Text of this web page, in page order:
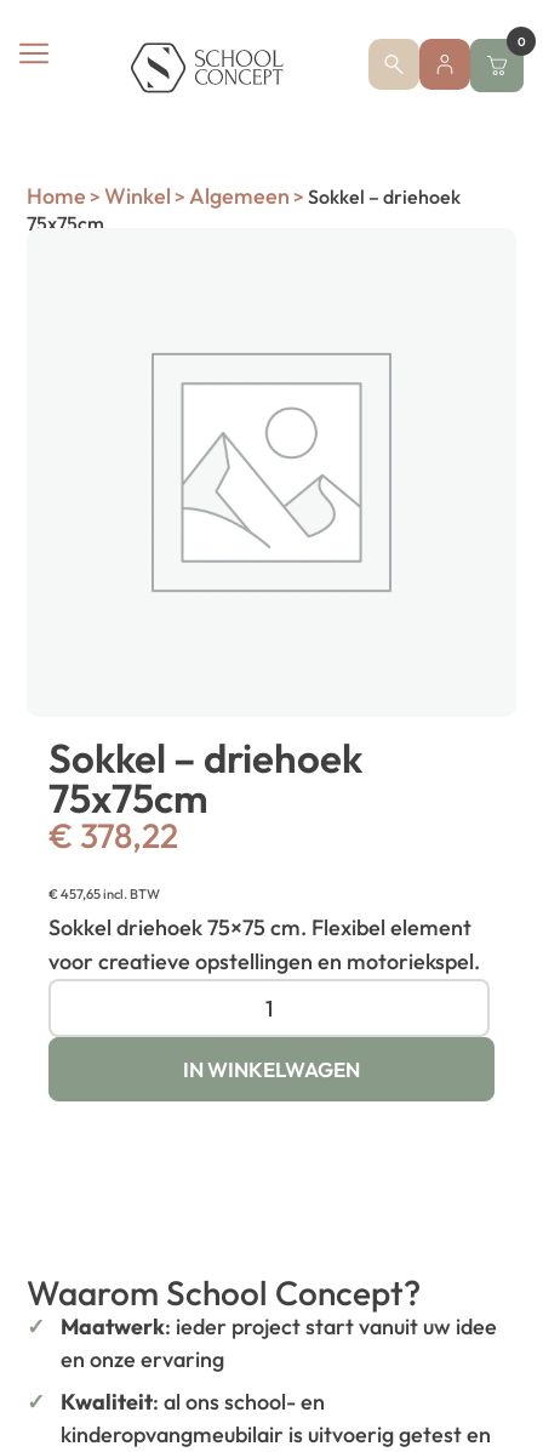
0
Home > Winkel > Algemeen > Sokkel – driehoek
75x75cm
Sokkel – driehoek
75x75cm
€ 378,22
€457,65incl. BTW
Sokkel driehoek 75×75 cm. Flexibel element
voor creatieve opstellingen en motoriekspel.
IN WINKELWAGEN
Waarom School Concept?
Maatwerk: ieder project start vanuit uw idee
en onze ervaring
Kwaliteit: al ons school- en
kinderopvangmeubilair is uitvoerig getest en